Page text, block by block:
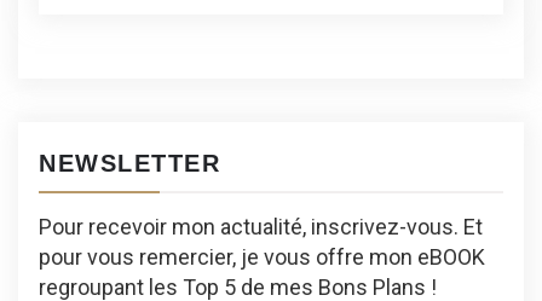
NEWSLETTER
Pour recevoir mon actualité, inscrivez-vous. Et
pour vous remercier, je vous offre mon eBOOK
regroupant les Top 5 de mes Bons Plans !